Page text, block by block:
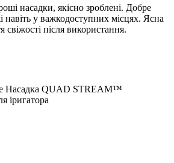
насадки, якісно зроблені. Добре
у важкодоступних місцях. Ясна
свіжості після використання.
Насадка QUAD STREAM™
іригатора